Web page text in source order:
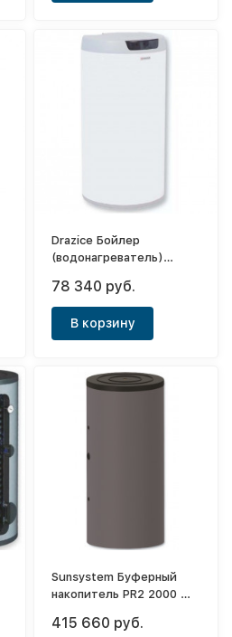
Drazice Бойлер
(водонагреватель)
200 NTR
78 340 руб.
В корзину
Sunsystem Буферный
накопитель PR2 2000 Ф
415 660 руб.